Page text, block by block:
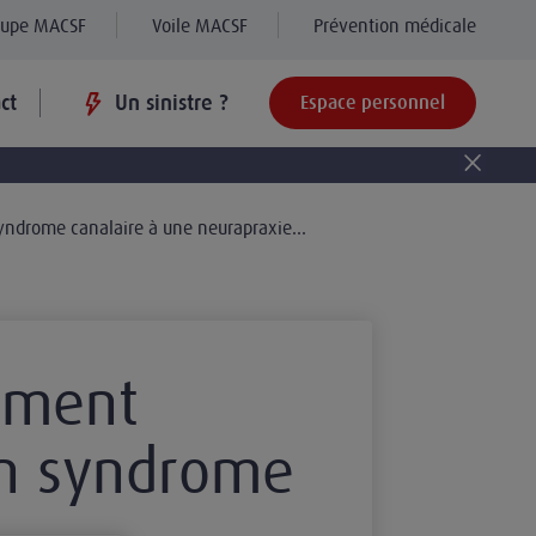
MACSF Voile MACSF Prévention médicale
Un sinistre ? Espace personnel
canalaire à une neurapraxie...
syndrome